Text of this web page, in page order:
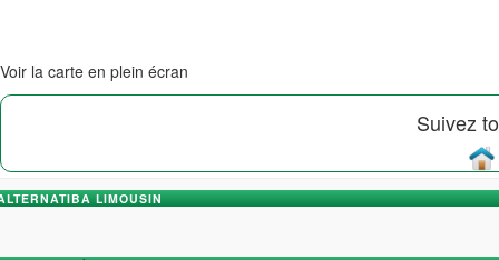
Voir la carte en plein écran
Suivez
LIMOUSIN